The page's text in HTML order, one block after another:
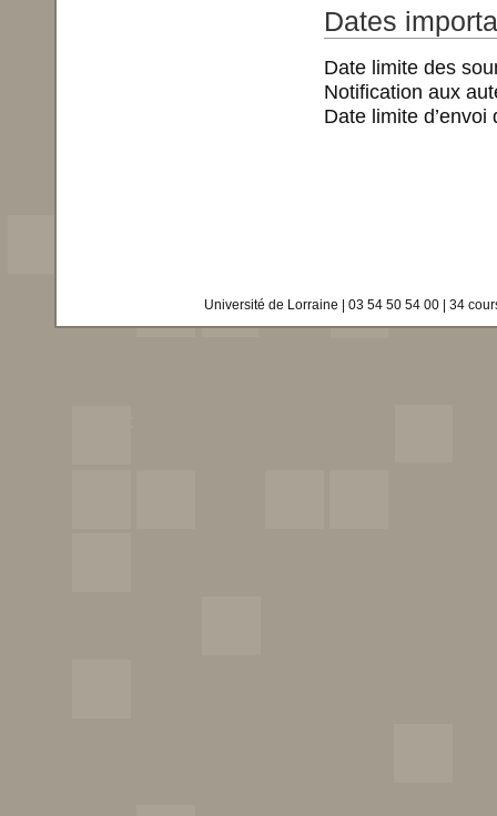
Dates
Date limite des
Notification aux
Date limite
Université de Lorraine | 03 54 50 54 00 | 34